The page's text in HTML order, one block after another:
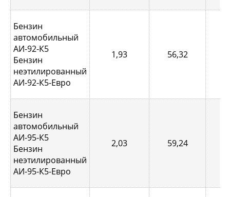
Бензин
автомобильный
АИ-92-К5
Бензин
неэтилированный
АИ-92-К5-Евро
1,93 56,32
Бензин
автомобильный
АИ-95-К5
Бензин
неэтилированный
АИ-95-К5-Евро
2,03 59,24